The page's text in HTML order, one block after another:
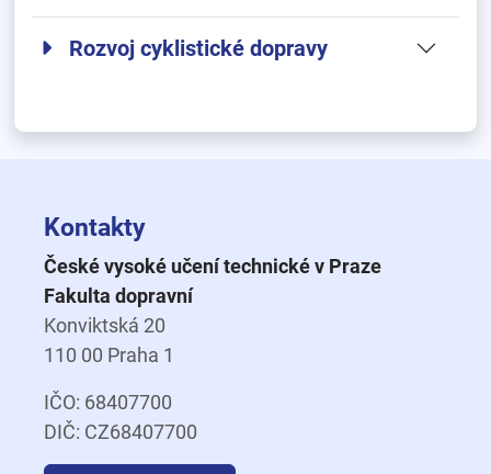
Rozvoj cyklistické dopravy
Kontakty
České vysoké učení technické v Praze
Fakulta dopravní
Konviktská 20
110 00 Praha 1
IČO: 68407700
DIČ: CZ68407700